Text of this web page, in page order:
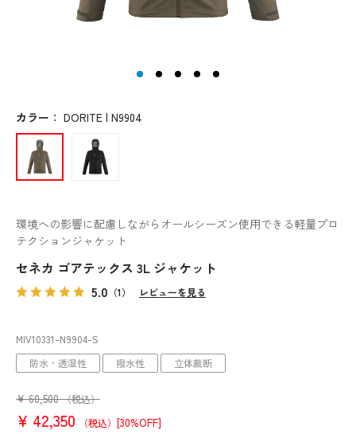
環境への影響に配慮しながらオールシーズン使用できる軽量プロ
テクションジャケット
セネカ ゴアテックス 3L ジャケット
5.0 （1） レビューを見る
MIV10331-N9904-S
防水・透湿性 撥水性 立体裁断
¥ 60,500 （税込）
¥ 42,350 （税込） [30%OFF]
カラー ： DORITE | N9904